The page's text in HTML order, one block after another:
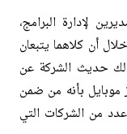
لإدارة البرامج،
أن كلاهما يتبعان
حديث الشركة عن
موبايل بأنه من ضمن
من الشركات التي